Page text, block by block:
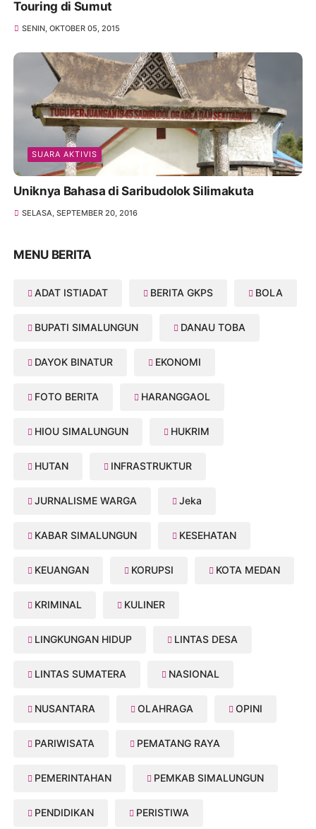
Touring di Sumut
SENIN, OKTOBER 05, 2015
SUARA AKTIVIS
Uniknya Bahasa di Saribudolok Silimakuta
SELASA, SEPTEMBER 20, 2016
MENU BERITA
ADAT ISTIADAT BERITA GKPS BOLA
BUPATI SIMALUNGUN DANAU TOBA
DAYOK BINATUR EKONOMI
FOTO BERITA HARANGGAOL
HIOU SIMALUNGUN HUKRIM
HUTAN INFRASTRUKTUR
JURNALISME WARGA Jeka
KABAR SIMALUNGUN KESEHATAN
KEUANGAN KORUPSI KOTA MEDAN
KRIMINAL KULINER
LINGKUNGAN HIDUP LINTAS DESA
LINTAS SUMATERA NASIONAL
NUSANTARA OLAHRAGA OPINI
PARIWISATA PEMATANG RAYA
PEMERINTAHAN PEMKAB SIMALUNGUN
PENDIDIKAN PERISTIWA